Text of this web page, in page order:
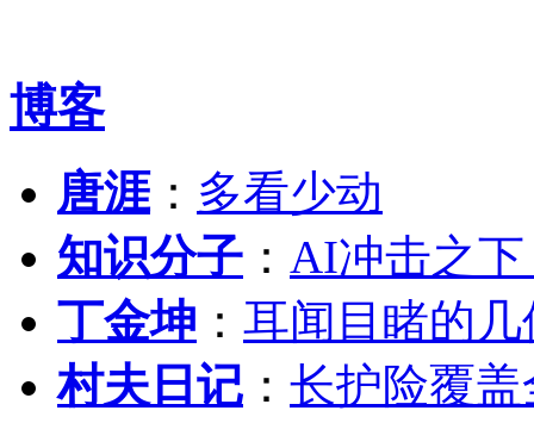
博客
唐涯： 多看少动
知识分子 ： AI冲击之
丁金坤 ： 耳闻目睹的
村夫日记 ： 长护险覆